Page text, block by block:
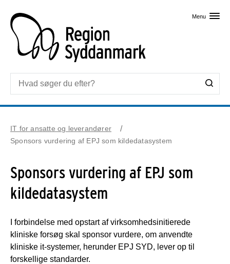
Menu
IT for ansatte og leverandører
Sponsors vurdering af EPJ som kildedatasystem
Sponsors vurdering af EPJ som
kildedatasystem
I forbindelse med opstart af virksomhedsinitierede
kliniske forsøg skal sponsor vurdere, om anvendte
kliniske it-systemer, herunder EPJ SYD, lever op til
forskellige standarder.